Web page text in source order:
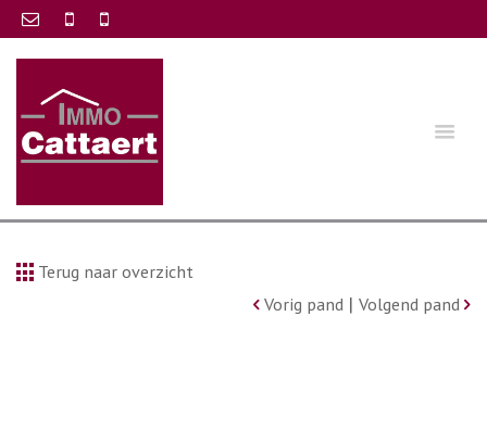
Terug naar overzicht
Vorig pand | Volgend pand